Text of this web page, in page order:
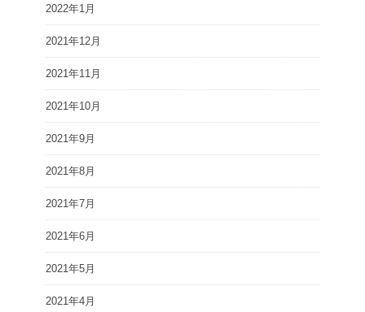
2022年1月
2021年12月
2021年11月
2021年10月
2021年9月
2021年8月
2021年7月
2021年6月
2021年5月
2021年4月